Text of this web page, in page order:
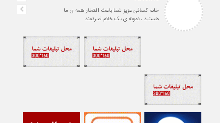
خانم کسائی عزیز شما باعث افتخار همه ی ما
هستید ، نمونه ی یک خانم قدرتمند